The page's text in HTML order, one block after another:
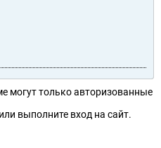
могут только авторизованные
или выполните вход на сайт.